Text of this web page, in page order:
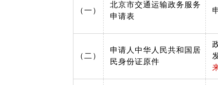
（一）
北京市交通运输政务服务
申请表
（二）
申请人中华人民共和国居
民身份证原件